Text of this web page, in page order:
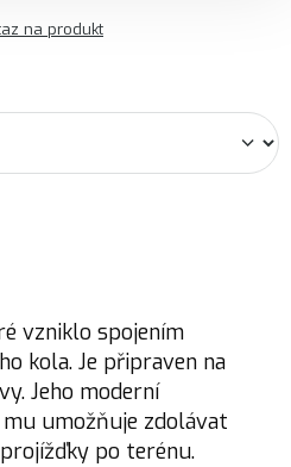
na produkt
vzniklo spojením
kola. Je připraven na
Jeho moderní
umožňuje zdolávat
po terénu.